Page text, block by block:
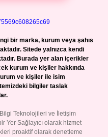
bir marka, kurum veya şahıs
Sitede yalnızca kendi
Burada yer alan içerikler
kurum ve kişiler hakkında
ve kişiler ile isim
bilgiler taslak
Teknolojileri ve İletişim
Yer Sağlayıcı olarak hizmet
proaktif olarak denetleme